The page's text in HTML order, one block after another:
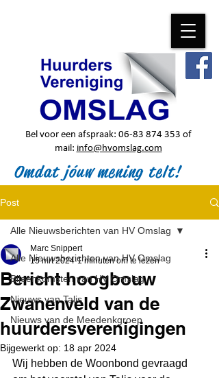
Bel voor een afspraak: 06-83 874 353 of
mail: info@hvomslag.com
Omdat jóuw mening telt!
Post
Alle Nieuwsberichten van HV Omslag
Bijeenkomsten van HV Omslag
Nieuws van Talis
Nieuws van de Meedenkgroep
Alle Nieuwsberichten van HV Omslag
Bericht hoogbouw
Zwanenveld van de
huurdersverenigingen
Marc Snippert
15 mrt 2024 1 minuten om te lezen
Bijgewerkt op: 18 apr 2024
Wij hebben de Woonbond gevraagd